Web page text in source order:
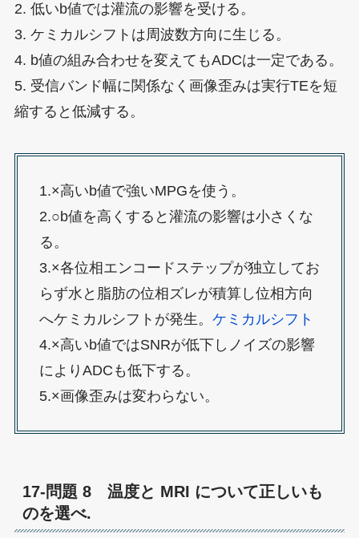
2. 低いb値では灌流の影響を受ける。
3. ケミカルシフトは周波数方向に生じる。
4. b値の組み合わせを変えてもADCは一定である。
5. 受信バンド幅に関係なく画像歪みは実行TEを短
縮すると低減する。
1.×高いb値で強いMPGを使う。
2.○b値を高くすると灌流の影響は小さくな
る。
3.×各位相エンコードステップが独立してお
らず水と脂肪の位相ズレが積算し位相方向
へケミカルシフトが発生。 ケミカルシフト
4.×高いb値ではSNRが低下しノイズの影響
によりADCも低下する。
5.×画像歪みは変わらない。
17-問題 8 温度と MRI について正しいも
のを選べ.